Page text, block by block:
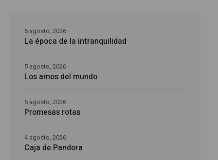
La época de la intranquilidad
5 agosto, 2026
Los amos del mundo
5 agosto, 2026
Promesas rotas
5 agosto, 2026
Caja de Pandora
4 agosto, 2026